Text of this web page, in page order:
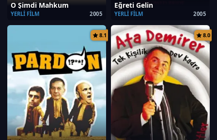
O Şimdi Mahkum
2005
YERLI FILM
Eğreti Gelin
2005
YERLI FILM
8.1 8.0